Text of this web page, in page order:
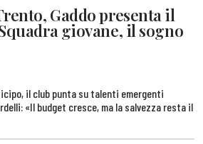
Gaddo presenta il
giovane, il sogno
il club punta su talenti emergenti
«Il budget cresce, ma la salvezza resta il